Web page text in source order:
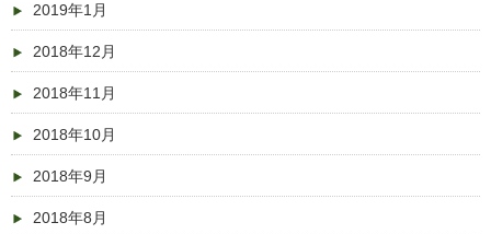
2019年1月
2018年12月
2018年11月
2018年10月
2018年9月
2018年8月